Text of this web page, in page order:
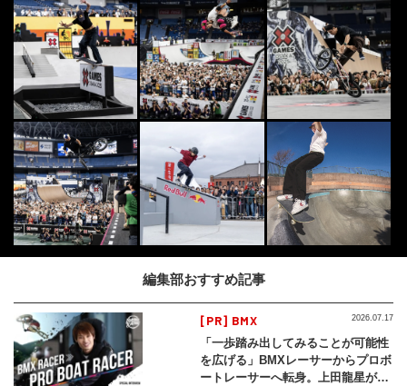
編集部おすすめ記事
[PR] BMX
「一歩踏み出してみることが可能性
を広げる」BMXレーサーからプロボ
ートレーサーへ転身。上田龍星が体
2026.07.17